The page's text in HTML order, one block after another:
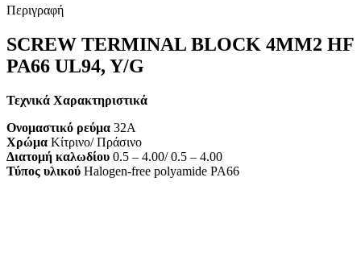
Περιγραφή
SCREW TERMINAL BLOCK 4MM2 HF
PA66 UL94, Y/G
Τεχνικά Χαρακτηριστικά
Ονομαστικό ρεύμα 32A
Χρώμα Κίτρινο/ Πράσινο
Διατομή καλωδίου 0.5 – 4.00/ 0.5 – 4.00
Τύπος υλικού Halogen-free polyamide PA66